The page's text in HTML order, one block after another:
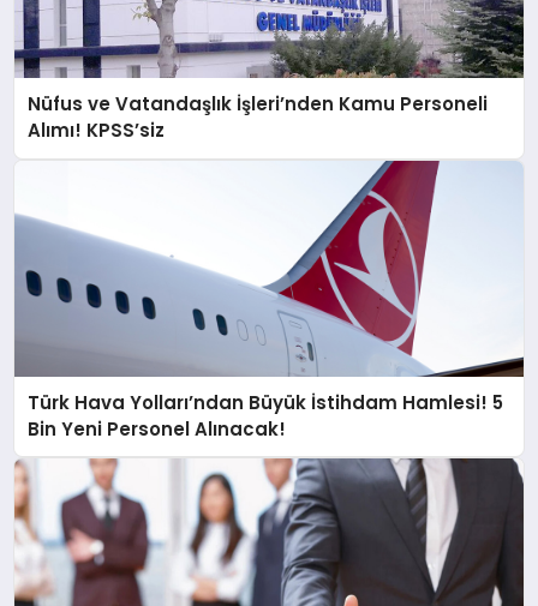
Nüfus ve Vatandaşlık İşleri’nden Kamu Personeli
Alımı! KPSS’siz
Türk Hava Yolları’ndan Büyük İstihdam Hamlesi! 5
Bin Yeni Personel Alınacak!